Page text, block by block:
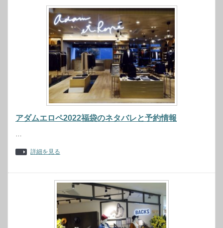
アダムエロペ2022福袋のネタバレと予約情報
詳細を見る